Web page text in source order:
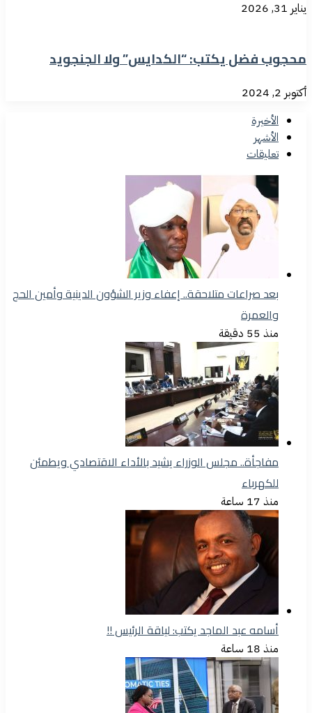
يناير 31, 2026
محجوب فضل يكتب: “الكدايس” ولا الجنجويد
أكتوبر 2, 2024
الأخيرة
الأشهر
تعليقات
بعد صراعات متلاحقة.. إعفاء وزير الشؤون الدينية وأمين الحج
والعمرة
منذ 55 دقيقة
مفاجأة.. مجلس الوزراء يشيد بالأداء الاقتصادي ويطمئن
للكهرباء
منذ 17 ساعة
أسامه عبد الماجد يكتب: لياقة الرئيس !!
منذ 18 ساعة